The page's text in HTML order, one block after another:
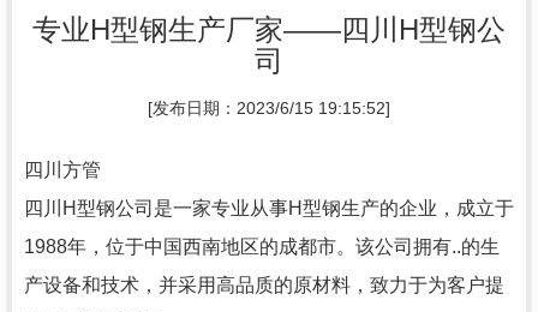
专业H型钢生产厂家——四川H型钢公
司
[发布日期：2023/6/15 19:15:52]
四川方管
四川H型钢公司是一家专业从事H型钢生产的企业，成立于
1988年，位于中国西南地区的成都市。该公司拥有..的生
产设备和技术，并采用高品质的原材料，致力于为客户提